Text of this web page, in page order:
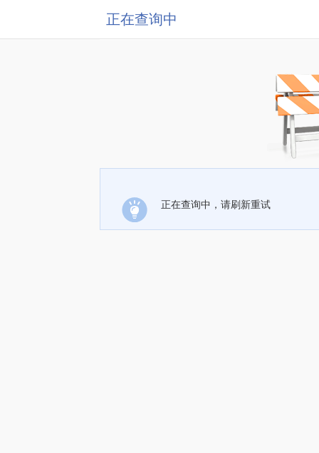
正在查询中
正在查询中，请刷新重试